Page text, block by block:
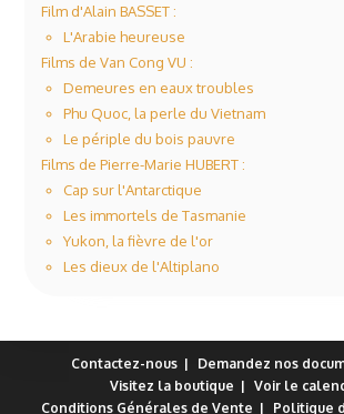
Film d'Alain BASSET :
L'Arabie heureuse
Films de Van Cong VU :
Demeures en eaux troubles
Phu Quoc, la perle du Vietnam
Le périple du bois pauvre
Films de Pierre-Marie HUBERT :
Cap sur l'Antarctique
Les immortels de Tasmanie
Yukon, la fièvre de l'or
Les dieux de l'Altiplano
Contactez-nous
Demandez nos
Visitez la boutique
Voir le
Conditions Générales de Vente
Politique